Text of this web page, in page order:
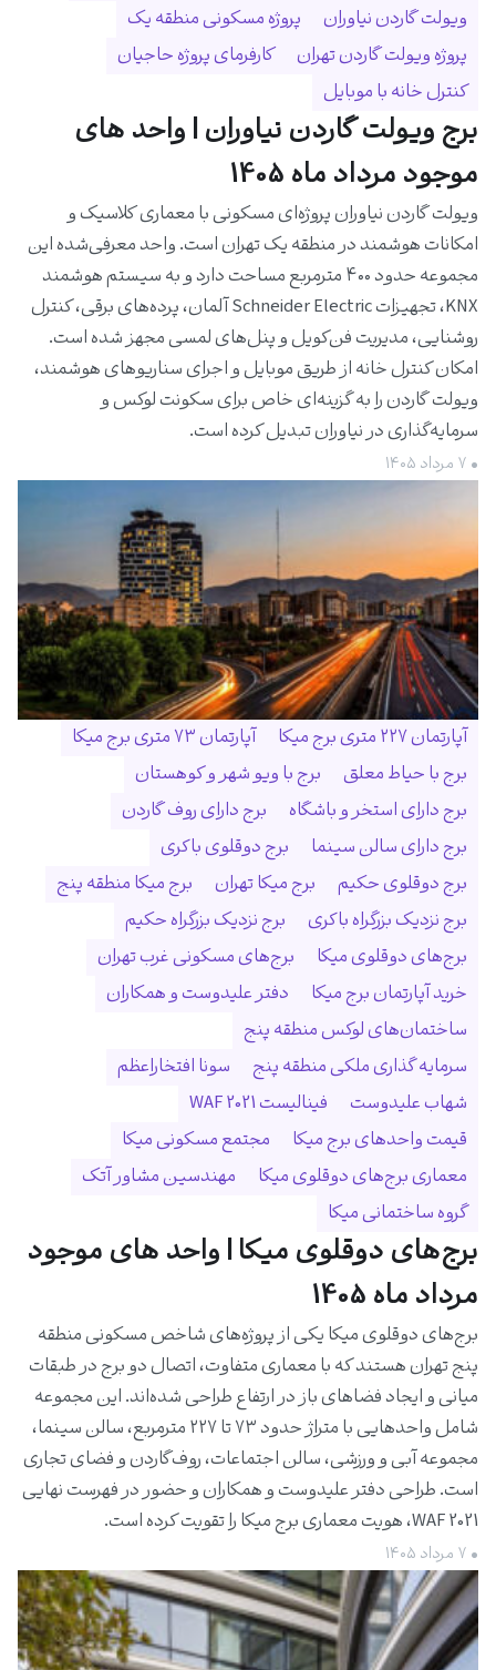
ویولت گاردن نیاوران
پروژه مسکونی منطقه یک
پروژه ویولت گاردن تهران
کارفرمای پروژه حاجیان
کنترل خانه با موبایل
برج ویولت گاردن نیاوران | واحد های
موجود مرداد ماه 1405
ویولت گاردن نیاوران پروژه‌ای مسکونی با معماری کلاسیک و
امکانات هوشمند در منطقه یک تهران است. واحد معرفی‌شده این
مجموعه حدود ۴۰۰ مترمربع مساحت دارد و به سیستم هوشمند
KNX، تجهیزات Schneider Electric آلمان، پرده‌های برقی، کنترل
روشنایی، مدیریت فن‌کویل و پنل‌های لمسی مجهز شده است.
امکان کنترل خانه از طریق موبایل و اجرای سناریوهای هوشمند،
ویولت گاردن را به گزینه‌ای خاص برای سکونت لوکس و
سرمایه‌گذاری در نیاوران تبدیل کرده است.
• ۷ مرداد ۱۴۰۵
آپارتمان ۲۲۷ متری برج میکا
آپارتمان ۷۳ متری برج میکا
برج با حیاط معلق
برج با ویو شهر و کوهستان
برج دارای استخر و باشگاه
برج دارای روف گاردن
برج دارای سالن سینما
برج دوقلوی باکری
برج دوقلوی حکیم
برج میکا تهران
برج میکا منطقه پنج
برج نزدیک بزرگراه باکری
برج نزدیک بزرگراه حکیم
برج‌های دوقلوی میکا
برج‌های مسکونی غرب تهران
خرید آپارتمان برج میکا
دفتر علیدوست و همکاران
ساختمان‌های لوکس منطقه پنج
سرمایه گذاری ملکی منطقه پنج
سونا افتخاراعظم
شهاب علیدوست
فینالیست WAF 2021
قیمت واحدهای برج میکا
مجتمع مسکونی میکا
معماری برج‌های دوقلوی میکا
مهندسین مشاور آتک
گروه ساختمانی میکا
برج‌های دوقلوی میکا | واحد های موجود
مرداد ماه 1405
برج‌های دوقلوی میکا یکی از پروژه‌های شاخص مسکونی منطقه
پنج تهران هستند که با معماری متفاوت، اتصال دو برج در طبقات
میانی و ایجاد فضاهای باز در ارتفاع طراحی شده‌اند. این مجموعه
شامل واحدهایی با متراژ حدود ۷۳ تا ۲۲۷ مترمربع، سالن سینما،
مجموعه آبی و ورزشی، سالن اجتماعات، روف‌گاردن و فضای تجاری
است. طراحی دفتر علیدوست و همکاران و حضور در فهرست نهایی
WAF 2021، هویت معماری برج میکا را تقویت کرده است.
• ۷ مرداد ۱۴۰۵